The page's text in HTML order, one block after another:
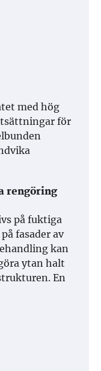
med hög
för
rengöring
på fuktiga
fasader av
kan
ytan halt
En